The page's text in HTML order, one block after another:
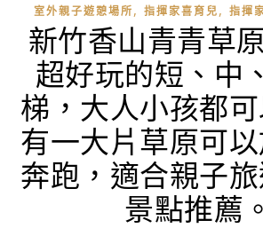
室外親子遊憩場所, 指揮家喜育兒, 指揮
新竹香山青青草
超好玩的短、中
梯，大人小孩都
有一大片草原可以
奔跑，適合親子
景點推薦。